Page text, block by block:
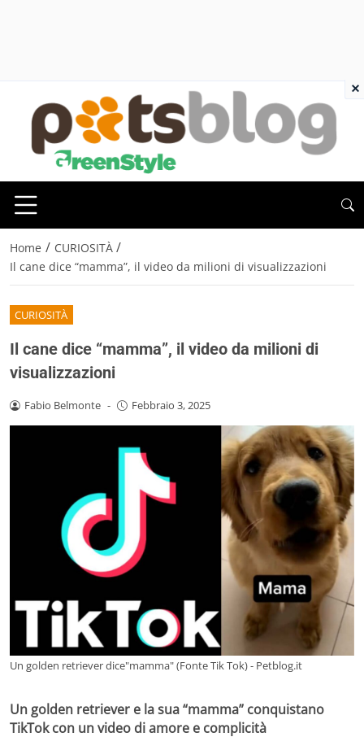
Home / CURIOSITÀ /
Il cane dice “mamma”, il video da milioni di visualizzazioni
CURIOSITÀ
Il cane dice “mamma”, il video da milioni di
visualizzazioni
Fabio Belmonte - Febbraio 3, 2025
Un golden retriever dice"mamma" (Fonte Tik Tok) - Petblog.it
Un golden retriever e la sua “mamma” conquistano
TikTok con un video di amore e complicità
×